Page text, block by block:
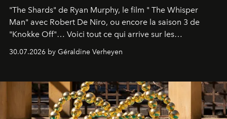
"The Shards" de Ryan Murphy, le film " The Whisper
Man" avec Robert De Niro, ou encore la saison 3 de
"Knokke Off"… Voici tout ce qui arrive sur les
30.07.2026 by Géraldine Verheyen